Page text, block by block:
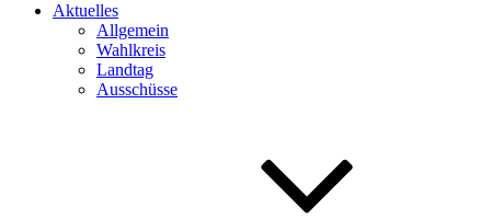
Aktuelles
Allgemein
Wahlkreis
Landtag
Ausschüsse